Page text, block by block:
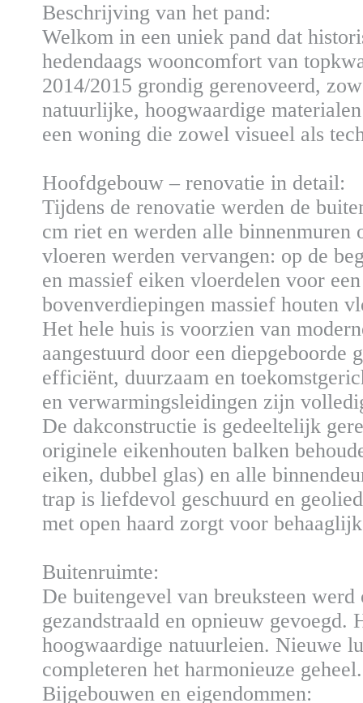
Beschrijving van het pand:
Welkom in een uniek pand dat
hedendaags wooncomfort van
2014/2015 grondig gerenoveerd,
natuurlijke, hoogwaardige
een woning die zowel visueel als
Hoofdgebouw – renovatie in detail:
Tijdens de renovatie werden de
cm riet en werden alle
vloeren werden vervangen: op de
en massief eiken vloerdelen voor
bovenverdiepingen massief houten
Het hele huis is voorzien van
aangestuurd door een diepgeboorde
efficiënt, duurzaam en
en verwarmingsleidingen zijn
De dakconstructie is gedeeltelijk
originele eikenhouten balken
eiken, dubbel glas) en alle
trap is liefdevol geschuurd en
met open haard zorgt voor
Buitenruimte:
De buitengevel van breuksteen
gezandstraald en opnieuw
hoogwaardige natuurleien. Nieuwe
completeren het harmonieuze geheel.
Bijgebouwen en eigendommen: